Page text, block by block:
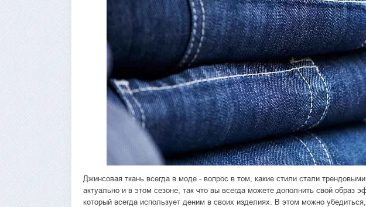
Джинсовая ткань всегда в моде - вопрос в том, какие стили стали
актуально и в этом сезоне, так что вы всегда можете дополнить свой
который всегда использует деним в своих изделиях. В этом можно